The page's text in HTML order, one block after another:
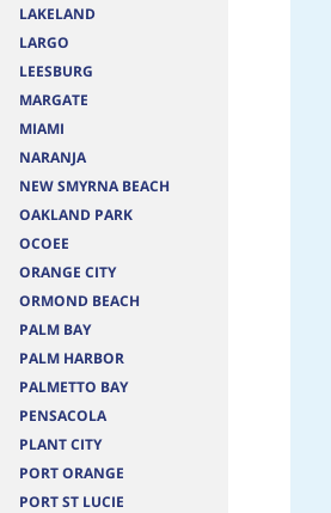
LAKELAND
LARGO
LEESBURG
MARGATE
MIAMI
NARANJA
NEW SMYRNA BEACH
OAKLAND PARK
OCOEE
ORANGE CITY
ORMOND BEACH
PALM BAY
PALM HARBOR
PALMETTO BAY
PENSACOLA
PLANT CITY
PORT ORANGE
PORT ST LUCIE